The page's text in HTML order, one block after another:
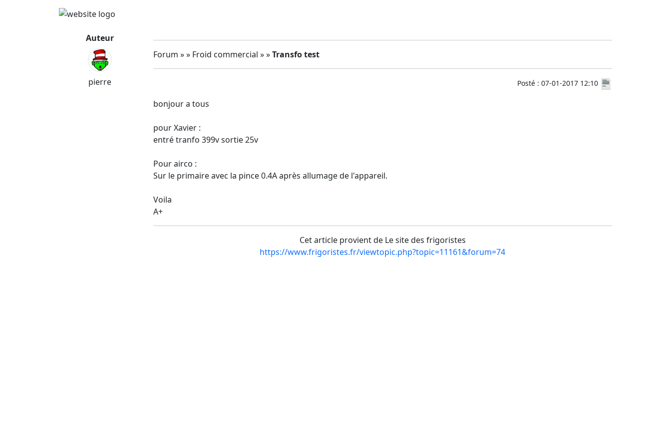
Auteur
pierre
Forum » » Froid commercial » »Transfo test
Posté : 07-01-2017 12:10
bonjour a tous
pour Xavier :
entré tranfo 399v sortie 25v
Pour airco :
Sur le primaire avec la pince 0.4A après allumage de l'appareil.
Voila
A+
Cet article provient de Le site des frigoristes
https://www.frigoristes.fr/viewtopic.php?topic=11161&forum=74